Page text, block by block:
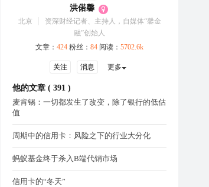
洪偌馨
北京
资深财经记者、主持人，自媒体“馨金
融”创始人
文章： 424 粉丝： 84 阅读： 5702.6k
关注 消息 更多
他的文章 ( 391 )
麦肯锡：一切都发生了改变，除了银行的低估
值
周期中的信用卡：风险之下的行业大分化
蚂蚁基金终于杀入B端代销市场
信用卡的“冬天”